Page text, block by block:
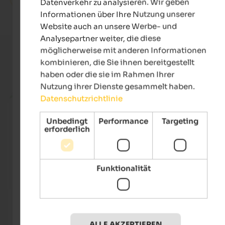
Aktuelle Urlaubsangebote
Haus Marlene
Kaltern an der Südtiroler Weinstraße mit einem Garten,
Informationen über Ihre Nutzung unserer
Website auch an unsere Werbe- und
Analysepartner weiter, die diese
möglicherweise mit anderen Informationen
kombinieren, die Sie ihnen bereitgestellt
haben oder die sie im Rahmen Ihrer
Nutzung ihrer Dienste gesammelt haben.
Datenschutzrichtlinie
Unbedingt
erforderlich
Performance Targeting
Funktionalität